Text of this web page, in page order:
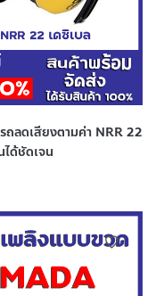
ถลดเสียงตามค่า NRR 22
ด้ชัดเจน